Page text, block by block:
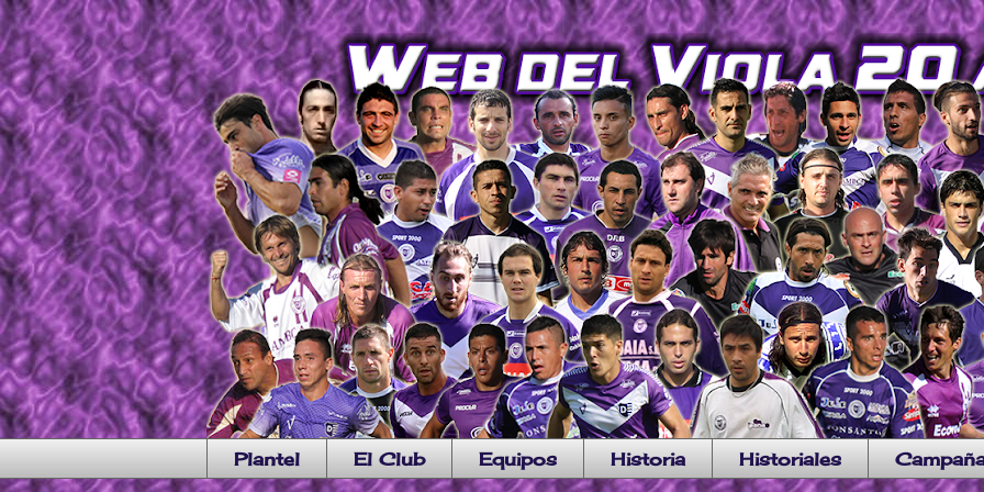
Plantel El Club Equipos Historia Historiales